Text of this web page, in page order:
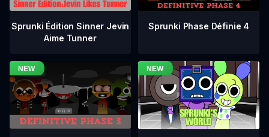
Sprunki Édition Sinner Jevin
Aime Tunner
Sprunki Phase Définie 4